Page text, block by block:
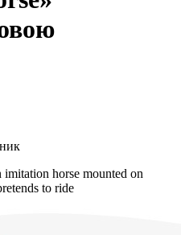
horse mounted on
to ride